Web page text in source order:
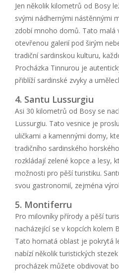
Jen několik kilometrů od Bosy
svými nádhernými nástěnnými
zdobí mnoho domů. Tato malá
otevřenou galerií pod širým
tradiční sardinskou kulturu,
Procházka Tinnurou je
přiblíží sardinské zvyky a
4. Santu Lussurgiu
Asi 30 kilometrů od Bosy se
Lussurgiu. Tato vesnice je
uličkami a kamennými domy,
tradičního sardinského
rozkládají zelené kopce a lesy,
možnosti pro pěší turistiku.
svou gastronomií, zejména
5. Montiferru
Pro milovníky přírody a pěší
nacházející se v kopcích kolem
Tato hornatá oblast je pokrytá
nabízí několik turistických
procházek můžete obdivovat